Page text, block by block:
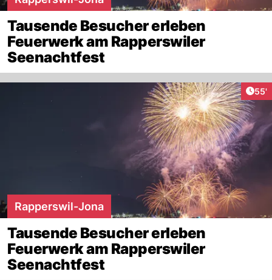
Tausende Besucher erleben
Feuerwerk am Rapperswiler
Seenachtfest
55'
Rapperswil-Jona
Tausende Besucher erleben
Feuerwerk am Rapperswiler
Seenachtfest